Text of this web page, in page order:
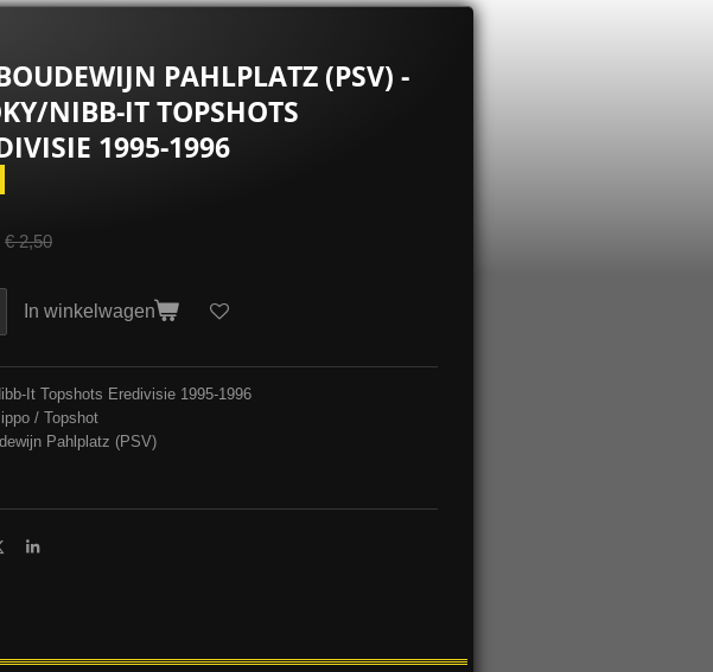
PAHLPLATZ (PSV) -
NIBB-IT TOPSHOTS
1995-1996
€ 2,50
In winkelwagen
It Topshots Eredivisie 1995-1996
/ Topshot
Pahlplatz (PSV)
S